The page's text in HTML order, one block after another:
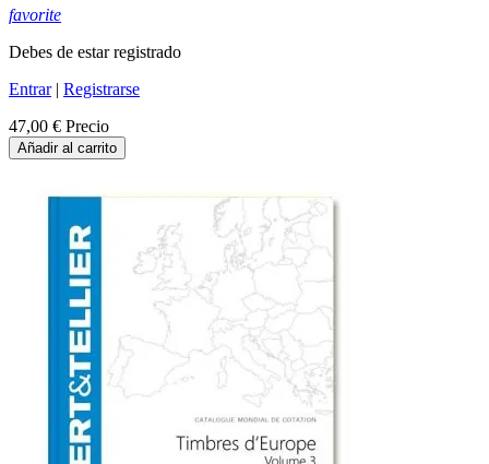
favorite
Debes de estar registrado
Entrar| Registrarse
47,00 € Precio
Añadir al carrito